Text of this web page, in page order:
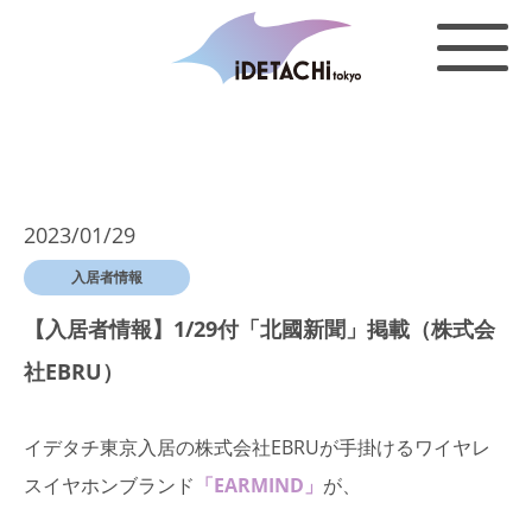
2023/01/29
入居者情報
【入居者情報】1/29付「北國新聞」掲載（株式会
社EBRU）
イデタチ東京入居の株式会社EBRUが手掛けるワイヤレ
スイヤホンブランド 「EARMIND」 が、